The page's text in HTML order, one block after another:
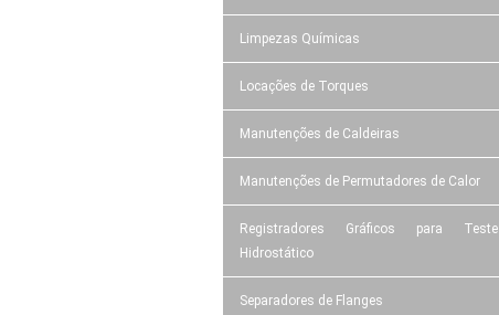
Limpezas Químicas
Locações de Torques
Manutenções de Caldeiras
Manutenções de Permutadores de Calor
Registradores Gráficos para Teste
Hidrostático
Separadores de Flanges